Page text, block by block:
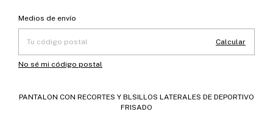
Entregas para el CP:
Medios de envío
Calcular
No sé mi código postal
PANTALON CON RECORTES Y BLSILLOS LATERALES DE DEPORTIVO
FRISADO